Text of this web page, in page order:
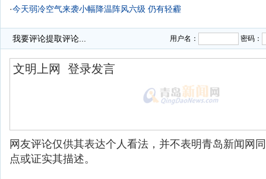
·今天弱冷空气来袭小幅降温阵风六级 仍有轻霾
我要评论提取评论... 用户名： 密码：
网友评论仅供其表达个人看法，并不表明青岛新闻网
点或证实其描述。